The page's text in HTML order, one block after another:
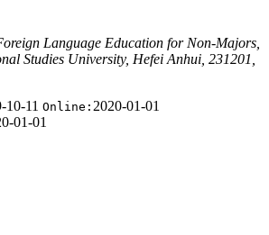
Language Education for Non-Majors,
Studies University, Hefei Anhui, 231201,
10-11 Online: 2020-01-01
01-01